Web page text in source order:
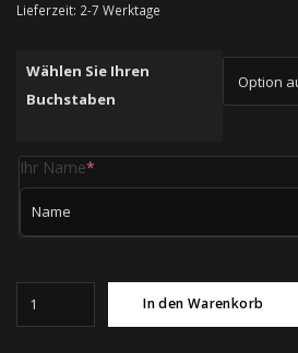
Lieferzeit: 2-7 Werktage
Wählen Sie Ihren
Buchstaben
Ihr Name*
In den Warenkorb